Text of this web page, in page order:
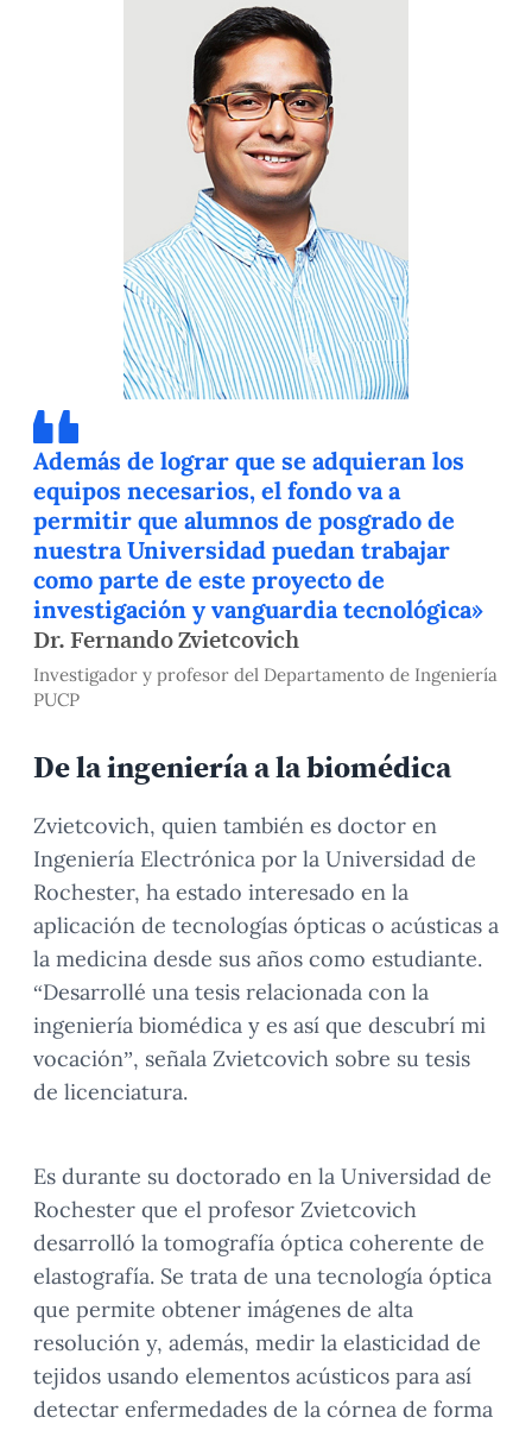
Además de lograr que se adquieran los
equipos necesarios, el fondo va a
permitir que alumnos de posgrado de
nuestra Universidad puedan trabajar
como parte de este proyecto de
investigación y vanguardia tecnológica»
Dr. Fernando Zvietcovich
Investigador y profesor del Departamento de Ingeniería
PUCP
De la ingeniería a la biomédica
Zvietcovich, quien también es doctor en
Ingeniería Electrónica por la Universidad de
Rochester, ha estado interesado en la
aplicación de tecnologías ópticas o acústicas a
la medicina desde sus años como estudiante.
“Desarrollé una tesis relacionada con la
ingeniería biomédica y es así que descubrí mi
vocación”, señala Zvietcovich sobre su tesis
de licenciatura.
Es durante su doctorado en la Universidad de
Rochester que el profesor Zvietcovich
desarrolló la tomografía óptica coherente de
elastografía. Se trata de una tecnología óptica
que permite obtener imágenes de alta
resolución y, además, medir la elasticidad de
tejidos usando elementos acústicos para así
detectar enfermedades de la córnea de forma